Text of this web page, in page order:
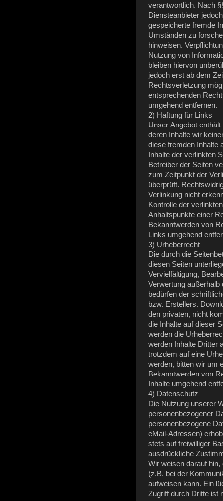
verantwortlich. Nach
Diensteanbieter
gespeicherte fremde
Umständen zu
hinweisen.
Nutzung von
bleiben hiervon
jedoch erst ab dem
Rechtsverletzung
entsprechenden
umgehend entfernen.
2) Haftung für Links
UnserAngebot enthält
deren Inhalte wir
diese fremden Inhalte
Inhalte der verlinkten
Betreiber der Seiten
zum Zeitpunkt der
überprüft.
Verlinkung nicht
Kontrolle der
Anhaltspunkte einer
Bekanntwerden von
Links umgehend
3) Urheberrecht
Die durch die
diesen Seiten
Vervielfältigung,
Verwertung
bedürfen der
bzw. Erstellers.
den privaten, nicht
die Inhalte auf dieser
werden die
werden Inhalte Dritter
trotzdem auf eine
werden, bitten wir um
Bekanntwerden von
Inhalte umgehend
4) Datenschutz
Die Nutzung unserer
personenbezogener
personenbezogene
eMail-Adressen)
stets auf freiwilliger
ausdrückliche
Wir weisen darauf
(z.B. bei der
aufweisen kann. Ein
Zugriff durch Dritte ist